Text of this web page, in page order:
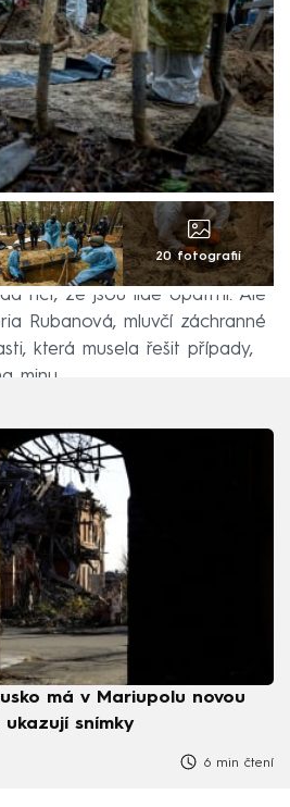
20 fotografií
říct, že jsou lidé opatrní. Ale
Rubanová, mluvčí záchranné
která musela řešit případy,
minu.
má v Mariupolu novou
snímky
6 min čtení